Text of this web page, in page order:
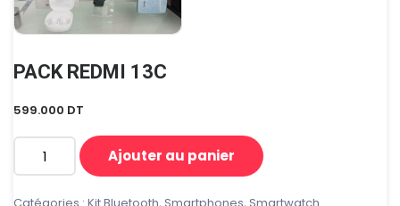
PACK REDMI 13C
599.000 DT
quantité
PACK
Ajouter au panier